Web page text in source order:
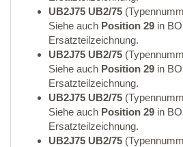
UB2J75 UB2/75
Siehe auch Position 29 in
Ersatzteilzeichnung.
UB2J75 UB2/75
Siehe auch Position 29 in
Ersatzteilzeichnung.
UB2J75 UB2/75
Siehe auch Position 29 in
Ersatzteilzeichnung.
UB2J75 UB2/75